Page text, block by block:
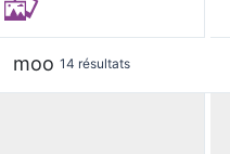
moo 14 résultats